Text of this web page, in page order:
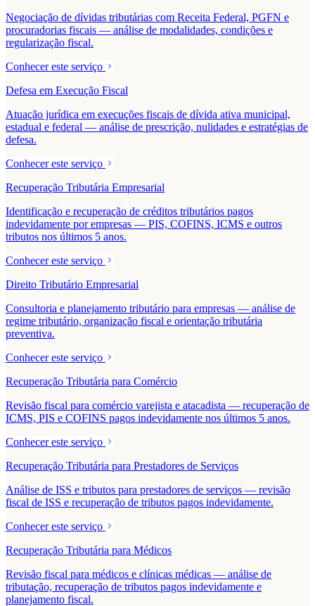
Negociação de dívidas tributárias com Receita Federal, PGFN e
procuradorias fiscais — análise de modalidades, condições e
regularização fiscal.
Conhecer este serviço
Defesa em Execução Fiscal
Atuação jurídica em execuções fiscais de dívida ativa municipal,
estadual e federal — análise de prescrição, nulidades e estratégias de
defesa.
Conhecer este serviço
Recuperação Tributária Empresarial
Identificação e recuperação de créditos tributários pagos
indevidamente por empresas — PIS, COFINS, ICMS e outros
tributos nos últimos 5 anos.
Conhecer este serviço
Direito Tributário Empresarial
Consultoria e planejamento tributário para empresas — análise de
regime tributário, organização fiscal e orientação tributária
preventiva.
Conhecer este serviço
Recuperação Tributária para Comércio
Revisão fiscal para comércio varejista e atacadista — recuperação de
ICMS, PIS e COFINS pagos indevidamente nos últimos 5 anos.
Conhecer este serviço
Recuperação Tributária para Prestadores de Serviços
Análise de ISS e tributos para prestadores de serviços — revisão
fiscal de ISS e recuperação de tributos pagos indevidamente.
Conhecer este serviço
Recuperação Tributária para Médicos
Revisão fiscal para médicos e clínicas médicas — análise de
tributação, recuperação de tributos pagos indevidamente e
planejamento fiscal.